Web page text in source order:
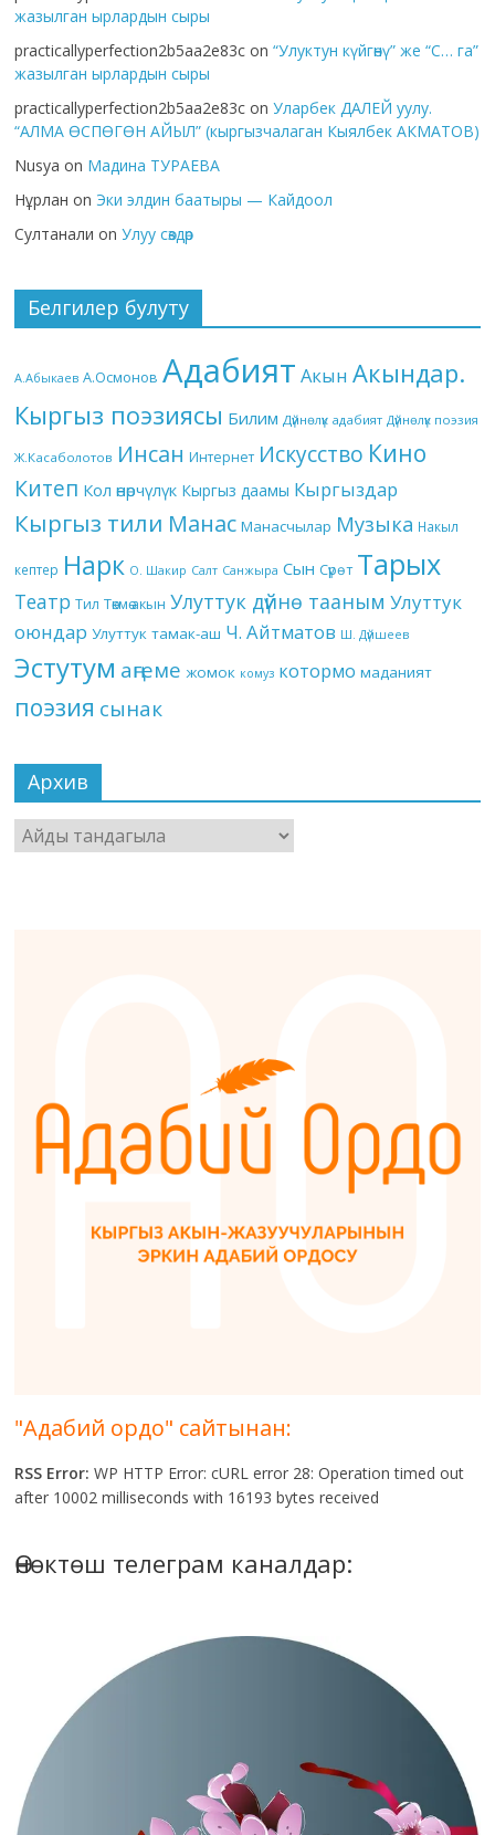
жазылган ырлардын сыры
practicallyperfection2b5aa2e83c on“Улуктун күйгөнү” же “С… га”
жазылган ырлардын сыры
practicallyperfection2b5aa2e83c onУларбек ДАЛЕЙ уулу.
“АЛМА ӨСПӨГӨН АЙЫЛ” (кыргызчалаган Кыялбек АКМАТОВ)
Nusya on Мадина ТУРАЕВА
Нұрлан on Эки элдин баатыры — Кайдоол
Султанали onУлуу сөздөр
Белгилер булуту
А.Абыкаев А.Осмонов Адабият Акын Акындар.
Кыргыз поэзиясы Билим Дүйнөлүк адабият Дүйнөлүк поэзия
Ж.Касаболотов Инсан Интернет Искусство Кино
Китеп Кол өнөрчүлүк Кыргыз даамы Кыргыздар
Кыргыз тили Манас Манасчылар Музыка Накыл
кептер Нарк О. Шакир Салт Санжыра Сын Сүрөт Тарых
Театр Тил Төкмө акын Улуттук дүйнө тааным Улуттук
оюндар Улуттук тамак-аш Ч. Айтматов Ш. Дүйшеев
Эстутум аңгеме жомок комуз котормо маданият
поэзия сынак
Архив
Архив
"Адабий ордо" сайтынан:
RSS Error: WP HTTP Error: cURL error 28: Operation timed out
after 10002 milliseconds with 16193 bytes received
Өнөктөш телеграм каналдар: